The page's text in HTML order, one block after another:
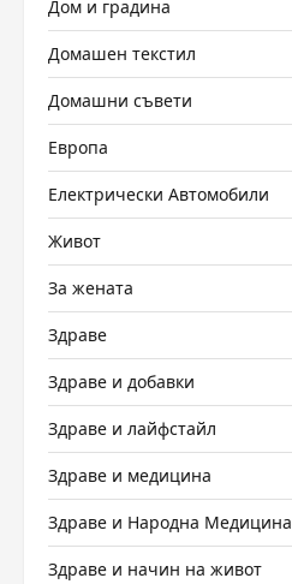
Дом и градина
Домашен текстил
Домашни съвети
Европа
Електрически Автомобили
Живот
За жената
Здраве
Здраве и добавки
Здраве и лайфстайл
Здраве и медицина
Здраве и Народна Медицина
Здраве и начин на живот